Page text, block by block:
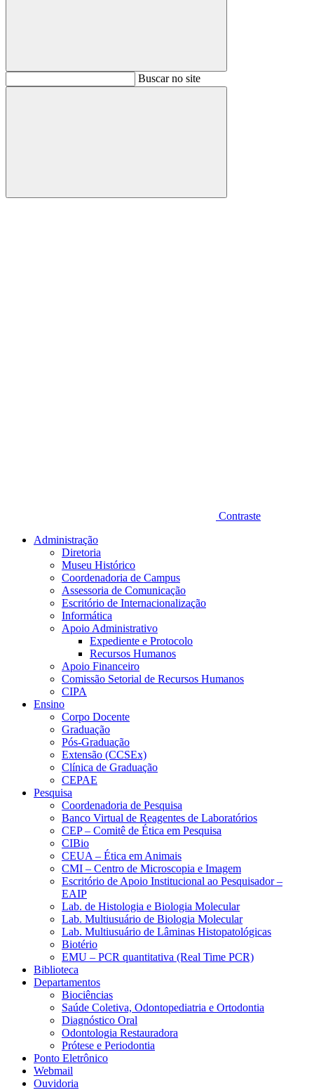
BuscarBuscar no site
Buscar
Contraste
Administração
Diretoria
Museu Histórico
Coordenadoria de Campus
Assessoria de Comunicação
Escritório de Internacionalização
Informática
Apoio Administrativo
Expediente e Protocolo
Recursos Humanos
Apoio Financeiro
Comissão Setorial de Recursos Humanos
CIPA
Ensino
Corpo Docente
Graduação
Pós-Graduação
Extensão (CCSEx)
Clínica de Graduação
CEPAE
Pesquisa
Coordenadoria de Pesquisa
Banco Virtual de Reagentes de Laboratórios
CEP – Comitê de Ética em Pesquisa
CIBio
CEUA – Ética em Animais
CMI – Centro de Microscopia e Imagem
Escritório de Apoio Institucional ao Pesquisador –
EAIP
Lab. de Histologia e Biologia Molecular
Lab. Multiusuário de Biologia Molecular
Lab. Multiusuário de Lâminas Histopatológicas
Biotério
EMU – PCR quantitativa (Real Time PCR)
Biblioteca
Departamentos
Biociências
Saúde Coletiva, Odontopediatria e Ortodontia
Diagnóstico Oral
Odontologia Restauradora
Prótese e Periodontia
Ponto Eletrônico
Webmail
Ouvidoria